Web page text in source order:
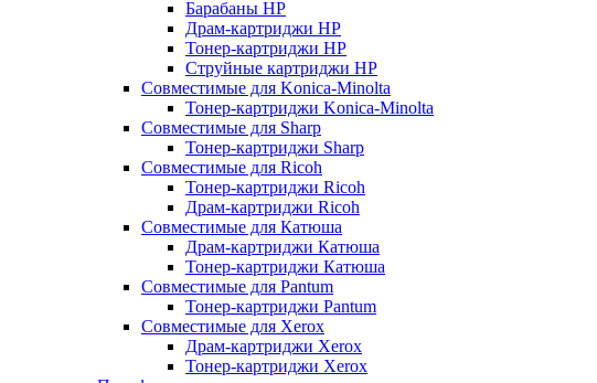
Барабаны HP
Драм-картриджи HP
Тонер-картриджи HP
Струйные картриджи HP
Совместимые для Konica-Minolta
Тонер-картриджи Konica-Minolta
Совместимые для Sharp
Тонер-картриджи Sharp
Совместимые для Ricoh
Тонер-картриджи Ricoh
Драм-картриджи Ricoh
Совместимые для Катюша
Драм-картриджи Катюша
Тонер-картриджи Катюша
Совместимые для Pantum
Тонер-картриджи Pantum
Совместимые для Xerox
Драм-картриджи Xerox
Тонер-картриджи Xerox